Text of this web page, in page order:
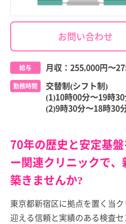
お問い合わせ
給与 月収： 255,000円〜
勤務時間
交替制(シフト制)
(1)10時00分〜19時
(2)9時30分〜18時30
70年の歴史と安定基
ー関連クリニックで
築きませんか?
東京都新宿区に拠点を置く当
迎える信頼と実績のある検査セ